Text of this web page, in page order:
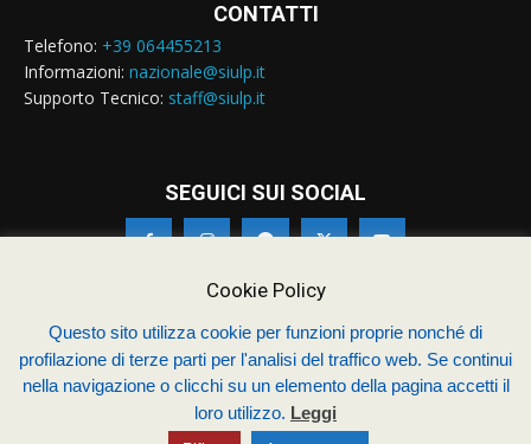
CONTATTI
Telefono: +39 064455213
Informazioni: nazionale@siulp.it
Supporto Tecnico: staff@siulp.it
SEGUICI SUI SOCIAL
© Siulp 2026 - C.F.97014000588 - Realizzato dastudio4s.com
Sindacato Italiano Unitario dei Lavoratori della Polizia
Chi siamo – Statuto
Termini & Condizioni
Contatti
Cookie Policy
Questo sito utilizza cookie per funzioni proprie nonché di
profilazione di terze parti per l'analisi del traffico web. Se continui
nella navigazione o clicchi su un elemento della pagina accetti il
loro utilizzo. Leggi